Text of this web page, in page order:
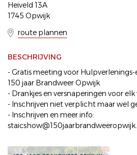
Heiveld 13A
1745 Opwijk
route plannen
BESCHRIJVING
- Gratis meeting voor
150 jaar Brandweer Opwijk
- Drankjes en versnaperingen voor
- Inschrijven niet verplicht maar wel
- Inschrijven en meer info: